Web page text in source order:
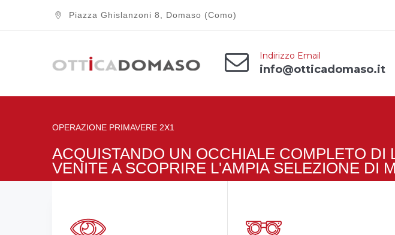
Piazza Ghislanzoni 8, Domaso (Como)
Indirizzo Email
info@otticadomaso.it
OPERAZIONE PRIMAVERE 2X1
ACQUISTANDO UN OCCHIALE COMPLETO
VENITE A SCOPRIRE L'AMPIA SELEZIONE DI